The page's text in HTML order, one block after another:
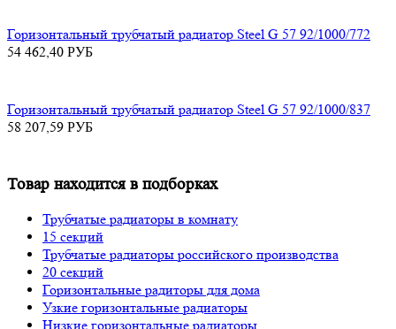
Горизонтальный трубчатый радиатор Steel G 57 92/1000/772
54 462,40 РУБ
Горизонтальный трубчатый радиатор Steel G 57 92/1000/837
58 207,59 РУБ
Товар находится в подборках
Трубчатые радиаторы в комнату
15 секций
Трубчатые радиаторы российского производства
20 секций
Горизонтальные радиторы для дома
Узкие горизонтальные радиаторы
Низкие горизонтальные радиаторы